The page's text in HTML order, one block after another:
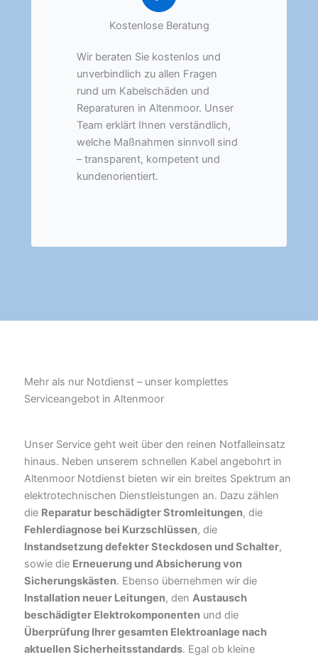
Kostenlose Beratung
Wir beraten Sie kostenlos und
unverbindlich zu allen Fragen
rund um Kabelschäden und
Reparaturen in Altenmoor. Unser
Team erklärt Ihnen verständlich,
welche Maßnahmen sinnvoll sind
– transparent, kompetent und
kundenorientiert.
Mehr als nur Notdienst – unser komplettes
Serviceangebot in Altenmoor
Unser Service geht weit über den reinen Notfalleinsatz
hinaus. Neben unserem schnellen Kabel angebohrt in
Altenmoor Notdienst bieten wir ein breites Spektrum an
elektrotechnischen Dienstleistungen an. Dazu zählen
die Reparatur beschädigter Stromleitungen, die
Fehlerdiagnose bei Kurzschlüssen, die
Instandsetzung defekter Steckdosen und Schalter,
sowie die Erneuerung und Absicherung von
Sicherungskästen. Ebenso übernehmen wir die
Installation neuer Leitungen, den Austausch
beschädigter Elektrokomponenten und die
Überprüfung Ihrer gesamten Elektroanlage nach
aktuellen Sicherheitsstandards. Egal ob kleine